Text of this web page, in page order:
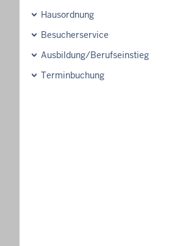
Hausordnung
Besucherservice
Ausbildung/Berufseinstieg
Terminbuchung